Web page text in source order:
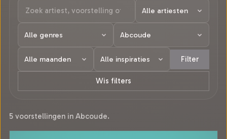
Filter
Wis filters
5 voorstellingen in Abcoude.